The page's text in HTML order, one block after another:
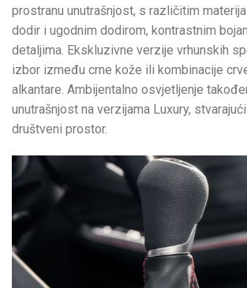
prostranu unutrašnjost, s različitim
dodir i ugodnim dodirom, kontrastnim
detaljima. Ekskluzivne verzije vrhunskih
izbor između crne kože ili kombinacije
alkantare. Ambijentalno osvjetljenje
unutrašnjost na verzijama Luxury,
društveni prostor.